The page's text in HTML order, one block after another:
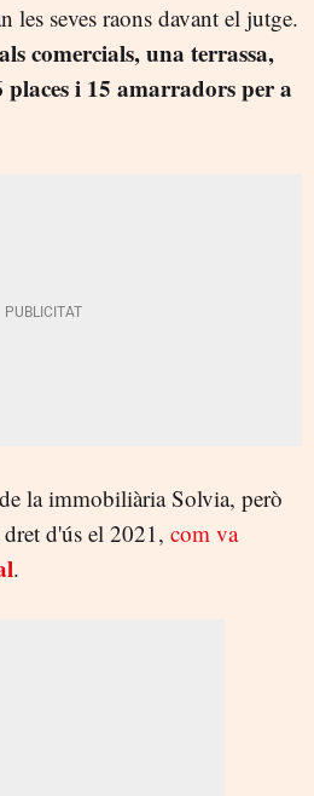
les seves raons davant el jutge.
comercials, una terrassa,
i 15 amarradors per a
la immobiliària Solvia, però
d'ús el 2021, com va
.